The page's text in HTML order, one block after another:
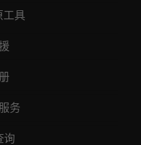
工具
务
询